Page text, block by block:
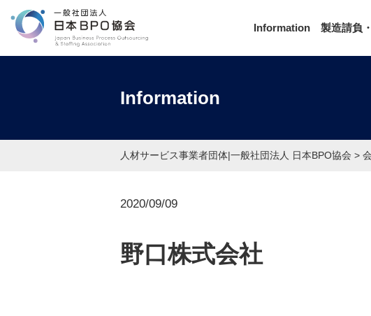
Information 製造請負
Information
人材サービス事業者団体|一般社団法人 日本BPO協会 >
2020/09/09
野口株式会社